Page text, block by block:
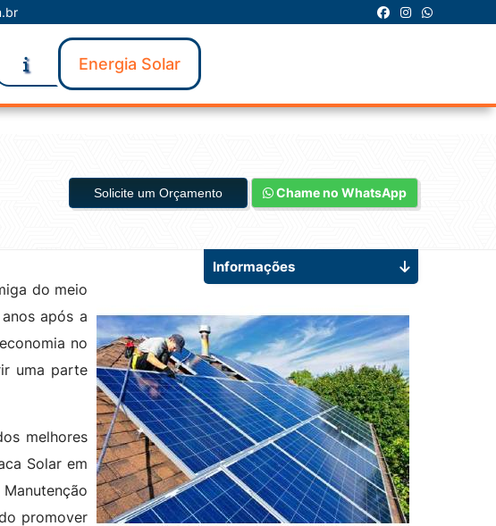
Energia Solar
Solicite um Orçamento Chame no WhatsApp
do meio
após a
no
uma parte
melhores
Solar em
promover
Informações